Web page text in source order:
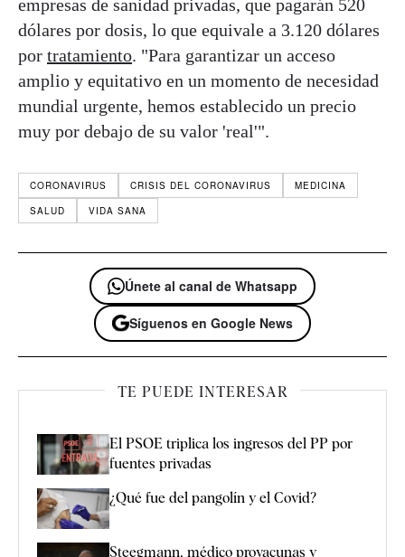
empresas de sanidad privadas, que pagarán 520
dólares por dosis, lo que equivale a 3.120 dólares
por tratamiento. "Para garantizar un acceso
amplio y equitativo en un momento de necesidad
mundial urgente, hemos establecido un precio
muy por debajo de su valor 'real'".
CORONAVIRUS CRISIS DEL CORONAVIRUS
MEDICINA
SALUD
VIDA SANA
Únete al canal de Whatsapp
Síguenos en Google News
TE PUEDE INTERESAR
El PSOE triplica los ingresos del PP por
fuentes privadas
¿Qué fue del pangolín y el Covid?
Steegmann, médico provacunas y